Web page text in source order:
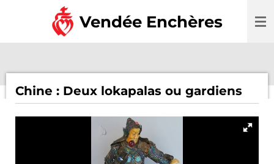
Vendée Enchères
Chine : Deux lokapalas ou gardiens